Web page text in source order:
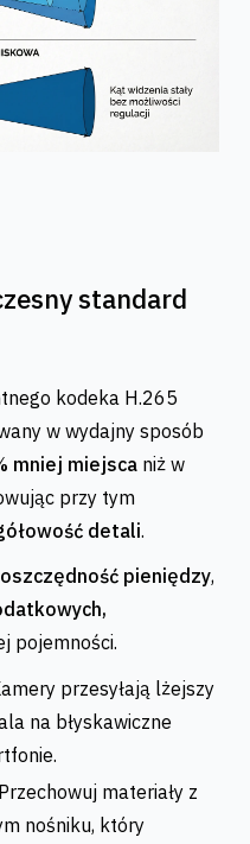
standard
kodeka H.265
w wydajny sposób
mniej miejsca niż w
przy tym
detali.
oszczędność pieniędzy,
pojemności.
przesyłają lżejszy
na błyskawiczne
Przechowuj materiały z
nośniku, który